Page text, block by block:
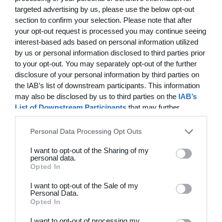
targeted advertising by us, please use the below opt-out
section to confirm your selection. Please note that after
your opt-out request is processed you may continue seeing
interest-based ads based on personal information utilized
by us or personal information disclosed to third parties prior
to your opt-out. You may separately opt-out of the further
disclosure of your personal information by third parties on
the IAB’s list of downstream participants. This information
may also be disclosed by us to third parties on the IAB’s
List of Downstream Participants that may further
disclose it to other third parties.
Personal Data Processing Opt Outs
I want to opt-out of the Sharing of my
personal data.
Opted In
I want to opt-out of the Sale of my
Personal Data.
Opted In
7. Registrering og medlemsoplysninger
a. Registrering af data og forholdet til bruger- og
persondatabetingelser og klubber
Når du registreres for brug af Holdsports tjeneste,
indsamler og gemmer vi personlige oplysninger som navn,
adresse, telefonnummer og e-mail-adresse samt
registrering af aktiviteter og hændelser, herunder
fremmøde, betalinger og lignende. Registrerede brugere
kan til enhver tid ændre eller slette de indtastede data. For
Persondatabetingelser. Disse kan findes på hjemmesiden,
og som bruger accepterer du også disse når du anvender
vores services.
Som bruger med tilknytning til en klub har du
sandsynligvis også givet samtykke til at klubben kan bruge